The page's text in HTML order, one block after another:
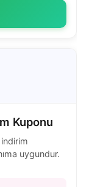
Kuponu
uygundur.